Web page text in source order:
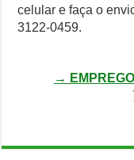
celular e faça o
3122-0459.
→